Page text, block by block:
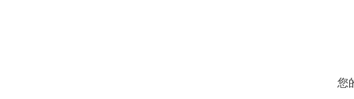
您